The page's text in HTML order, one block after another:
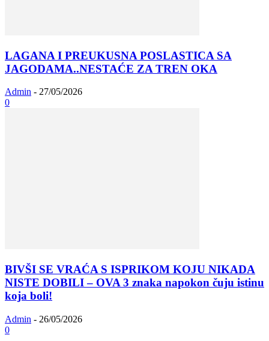
LAGANA I PREUKUSNA POSLASTICA SA
JAGODAMA..NESTAĆE ZA TREN OKA
Admin - 27/05/2026
0
BIVŠI SE VRAĆA S ISPRIKOM KOJU NIKADA
NISTE DOBILI – OVA 3 znaka napokon čuju istinu
koja boli!
Admin - 26/05/2026
0